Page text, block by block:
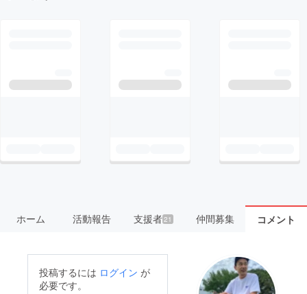
ホーム 活動報告 支援者 21 仲間募集 コメント
投稿するには ログイン が
必要です。